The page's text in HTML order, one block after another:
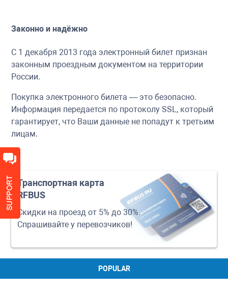
Законно и надёжно
С 1 декабря 2013 года электронный билет признан
законным проездным документом на территории
России.
Покупка электронного билета — это безопасно.
Информация передается по протоколу SSL, который
гарантирует, что Ваши данные не попадут к третьим
лицам.
Транспортная карта
RFBUS
Скидки на проезд от 5% до 30%.
Спрашивайте у перевозчиков!
POPULAR